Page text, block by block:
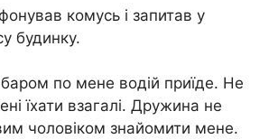
комусь і запитав у
будинку.
по мене водій приїде. Не
їхати взагалі. Дружина не
чоловіком знайомити мене.